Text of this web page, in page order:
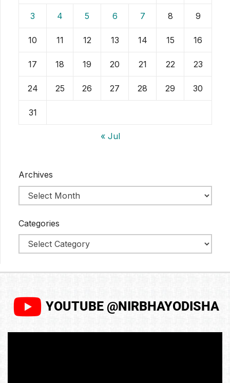
3 4 5 6 7 8 9
10 11 12 13 14 15 16
17 18 19 20 21 22 23
24 25 26 27 28 29 30
31
« Jul
Archives
Categories
YOUTUBE @NIRBHAYODISHA